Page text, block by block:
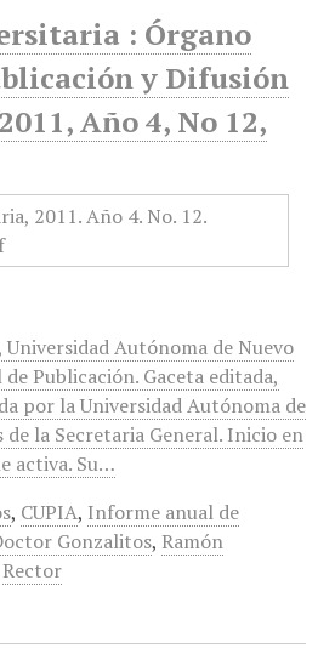
: Órgano
y Difusión
Año 4, No 12,
Autónoma de Nuevo
Publicación. Gaceta editada,
por la Universidad Autónoma de
de la Secretaria General. Inicio en
activa. Su…
, CUPIA, Informe anual de
Gonzalitos, Ramón
Rector